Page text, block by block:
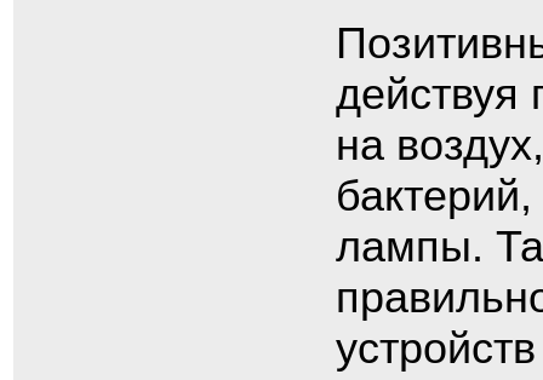
действуя
на
лампы.